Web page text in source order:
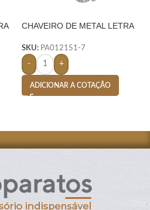
CHAVEIRO DE METAL LETRA
SKU: PA012151-7
- +
ADICIONAR A COTAÇÃO